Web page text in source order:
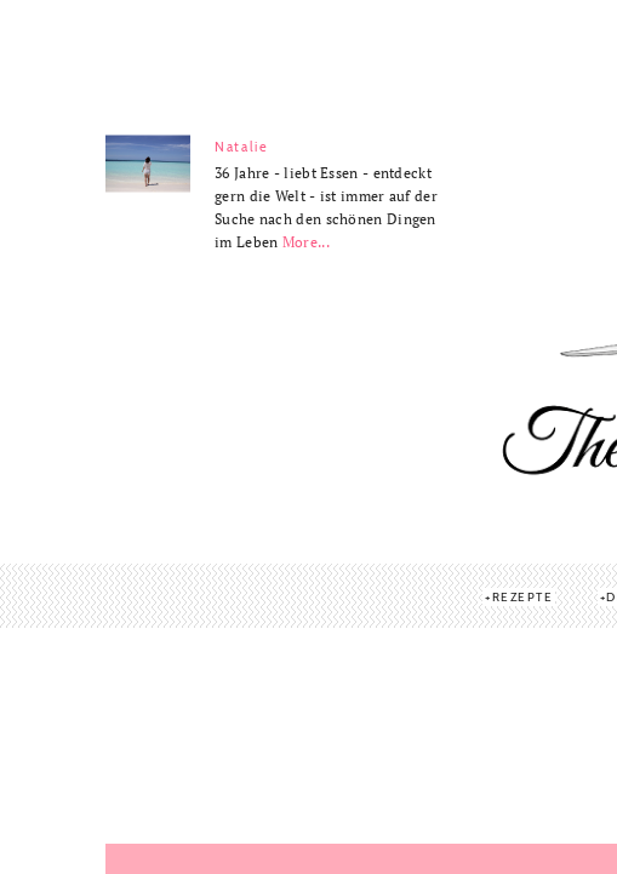
Natalie
36 Jahre - liebt Essen - entdeckt
gern die Welt - ist immer auf der
Suche nach den schönen Dingen
im Leben More...
REZEPTE